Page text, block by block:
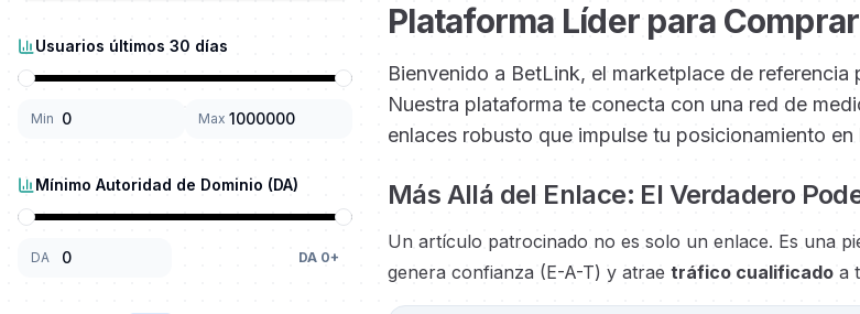
Usuarios últimos 30 días
Min Max
Mínimo Autoridad de Dominio (DA)
DA DA 0+
Plataforma Líder para
Bienvenido a BetLink, el marketplace de referencia
Nuestra plataforma te conecta con una red de
enlaces robusto que impulse tu posicionamiento en
Más Allá del Enlace: El Verdadero
Un artículo patrocinado no es solo un enlace. Es una
genera confianza (E-A-T) y atrae tráfico cualificado a